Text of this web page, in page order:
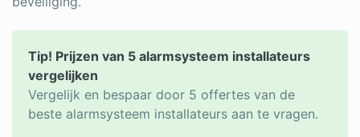
Tip! Prijzen van 5 alarmsysteem installateurs
vergelijken
Vergelijk en bespaar door 5 offertes van de
beste alarmsysteem installateurs aan te vragen.